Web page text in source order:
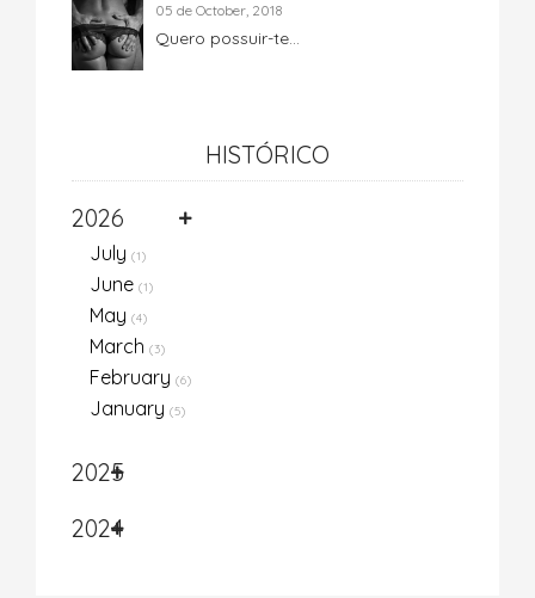
05 de October, 2018
Quero possuir-te...
HISTÓRICO
2026
July (1)
June (1)
May (4)
March (3)
February (6)
January (5)
2025
2024